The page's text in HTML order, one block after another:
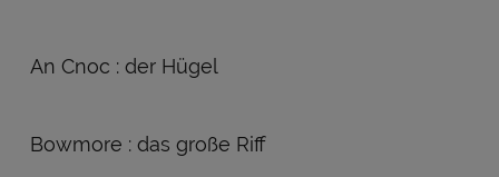
An Cnoc : der Hügel
Bowmore : das große Riff